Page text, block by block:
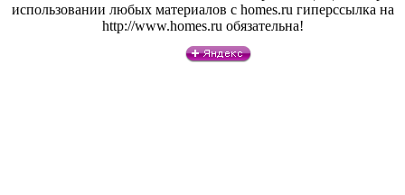
использовании любых материалов с homes.ru гиперссылка на
http://www.homes.ru обязательна!